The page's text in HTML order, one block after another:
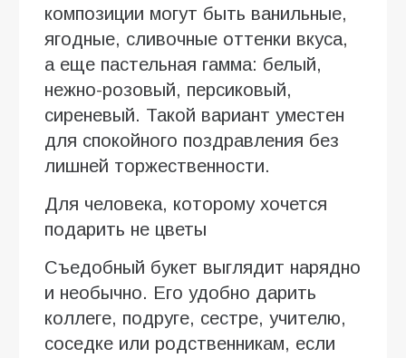
композиции могут быть ванильные,
ягодные, сливочные оттенки вкуса,
а еще пастельная гамма: белый,
нежно-розовый, персиковый,
сиреневый. Такой вариант уместен
для спокойного поздравления без
лишней торжественности.
Для человека, которому хочется
подарить не цветы
Съедобный букет выглядит нарядно
и необычно. Его удобно дарить
коллеге, подруге, сестре, учителю,
соседке или родственникам, если